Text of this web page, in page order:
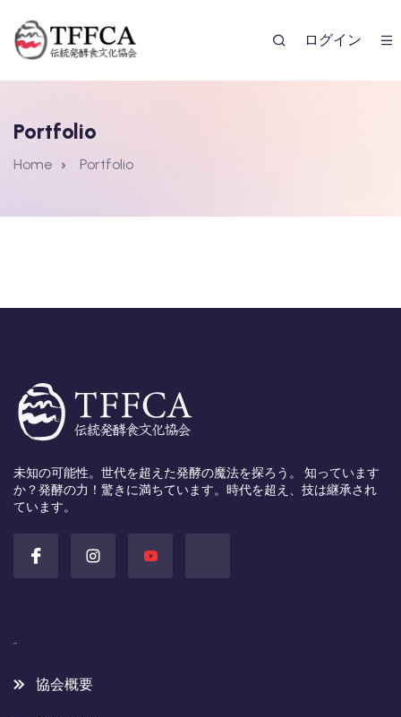
ログイン
Portfolio
Home Portfolio
未知の可能性。世代を超えた発酵の魔法を探ろう。 知っています
か？発酵の力！驚きに満ちています。時代を超え、技は継承され
ています。
協会概要